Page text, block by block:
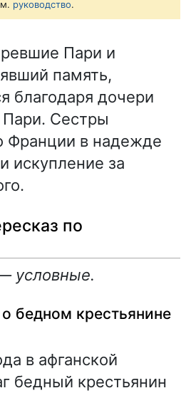
руководство.
Пари и
память,
благодаря дочери
Сестры
Франции в надежде
искупление за
по
условные.
бедном крестьянине
в афганской
бедный крестьянин